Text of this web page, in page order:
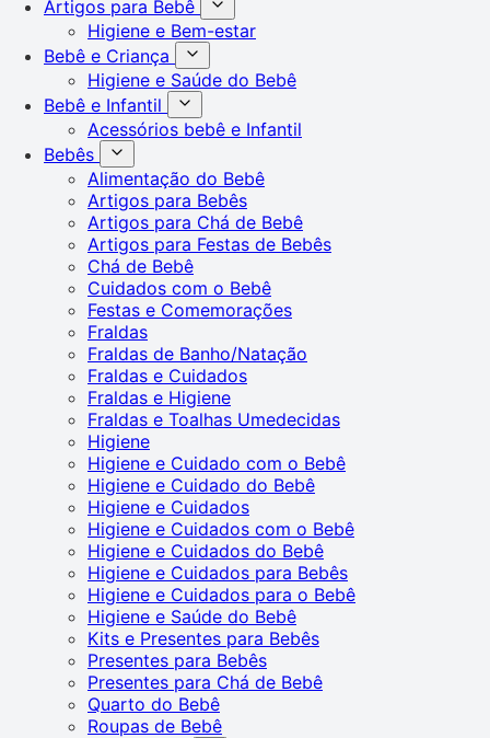
Artigos para Bebê
Higiene e Bem-estar
Bebê e Criança
Higiene e Saúde do Bebê
Bebê e Infantil
Acessórios bebê e Infantil
Bebês
Alimentação do Bebê
Artigos para Bebês
Artigos para Chá de Bebê
Artigos para Festas de Bebês
Chá de Bebê
Cuidados com o Bebê
Festas e Comemorações
Fraldas
Fraldas de Banho/Natação
Fraldas e Cuidados
Fraldas e Higiene
Fraldas e Toalhas Umedecidas
Higiene
Higiene e Cuidado com o Bebê
Higiene e Cuidado do Bebê
Higiene e Cuidados
Higiene e Cuidados com o Bebê
Higiene e Cuidados do Bebê
Higiene e Cuidados para Bebês
Higiene e Cuidados para o Bebê
Higiene e Saúde do Bebê
Kits e Presentes para Bebês
Presentes para Bebês
Presentes para Chá de Bebê
Quarto do Bebê
Roupas de Bebê